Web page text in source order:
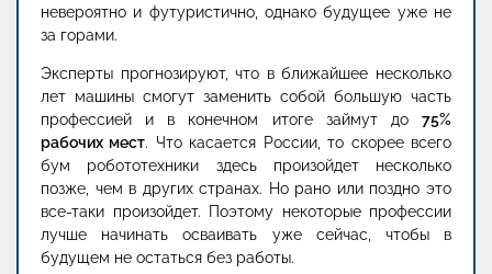
невероятно и футуристично, однако будущее уже не
за горами.
Эксперты прогнозируют, что в ближайшее несколько
лет машины смогут заменить собой большую часть
профессией и в конечном итоге займут до 75%
рабочих мест. Что касается России, то скорее всего
бум робототехники здесь произойдет несколько
позже, чем в других странах. Но рано или поздно это
все-таки произойдет. Поэтому некоторые профессии
лучше начинать осваивать уже сейчас, чтобы в
будущем не остаться без работы.